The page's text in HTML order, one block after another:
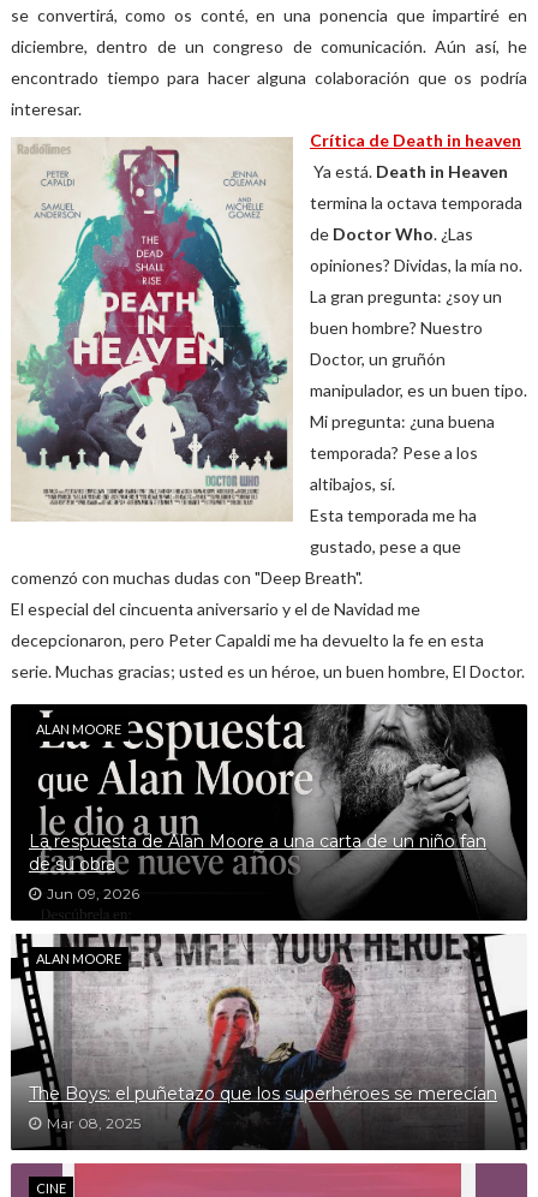
se convertirá, como os conté, en una ponencia que impartiré en
diciembre, dentro de un congreso de comunicación. Aún así, he
encontrado tiempo para hacer alguna colaboración que os podría
interesar.
Crítica de Death in heaven
Ya está. Death in Heaven
termina la octava temporada
de Doctor Who. ¿Las
opiniones? Dividas, la mía no.
La gran pregunta: ¿soy un
buen hombre? Nuestro
Doctor, un gruñón
manipulador, es un buen tipo.
Mi pregunta: ¿una buena
temporada? Pese a los
altibajos, sí.
Esta temporada me ha
gustado, pese a que
comenzó con muchas dudas con "Deep Breath".
El especial del cincuenta aniversario y el de Navidad me
decepcionaron, pero Peter Capaldi me ha devuelto la fe en esta
serie. Muchas gracias; usted es un héroe, un buen hombre, El Doctor.
ALAN MOORE
La respuesta de Alan Moore a una carta de un niño fan
de su obra
Jun 09, 2026
ALAN MOORE
The Boys: el puñetazo que los superhéroes se merecían
Mar 08, 2025
CINE